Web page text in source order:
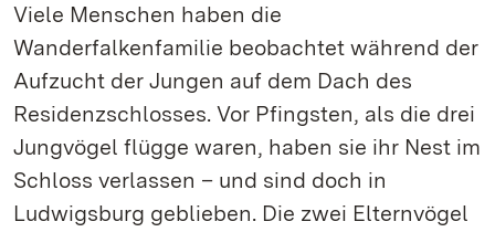
Viele Menschen haben die
Wanderfalkenfamilie beobachtet während der
Aufzucht der Jungen auf dem Dach des
Residenzschlosses. Vor Pfingsten, als die drei
Jungvögel flügge waren, haben sie ihr Nest im
Schloss verlassen – und sind doch in
Ludwigsburg geblieben. Die zwei Elternvögel